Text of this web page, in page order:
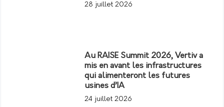
28 juillet 2026
Au RAISE Summit 2026, Vertiv a
mis en avant les infrastructures
qui alimenteront les futures
usines d’IA
24 juillet 2026